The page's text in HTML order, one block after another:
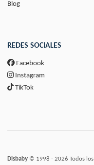
Blog
REDES SOCIALES
Facebook
Instagram
TikTok
Disbaby © 1998 - 2026 Todos